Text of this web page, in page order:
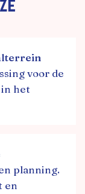
voor de
het
planning.
en